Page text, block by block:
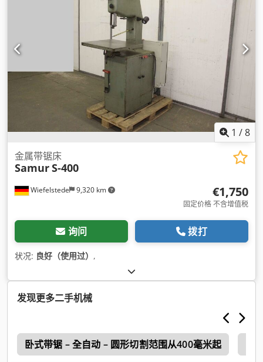
1 /8
Wiefelstede 9,320 km
金属带锯床
SamurS-400
€1,750
固定价格 不含增值税
询问 拨打
状况: 良好（使用过） ,
发现更多二手机械
卧式带锯 – 全自动 – 圆形切割范围从400毫米起